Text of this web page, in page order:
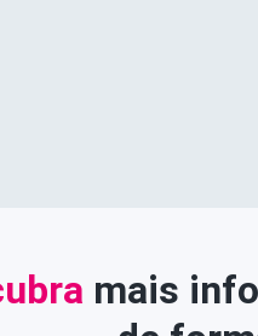
mais